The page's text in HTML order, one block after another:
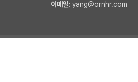
이메일: yang@ornhr.com